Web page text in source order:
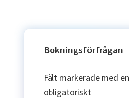
Bokningsförfrågan
Fält markerade med en
obligatoriskt